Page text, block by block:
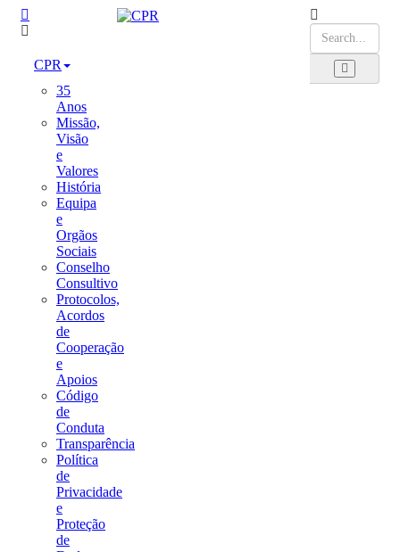
CPR
35
Anos
Missão,
Visão
e
Valores
História
Equipa
e
Orgãos
Sociais
Conselho
Consultivo
Protocolos,
Acordos
de
Cooperação
e
Apoios
Código
de
Conduta
Transparência
Política
de
Privacidade
e
Proteção
de